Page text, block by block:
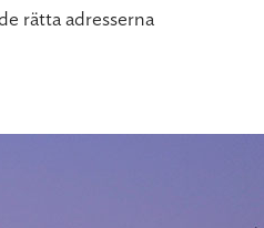
rätta adresserna